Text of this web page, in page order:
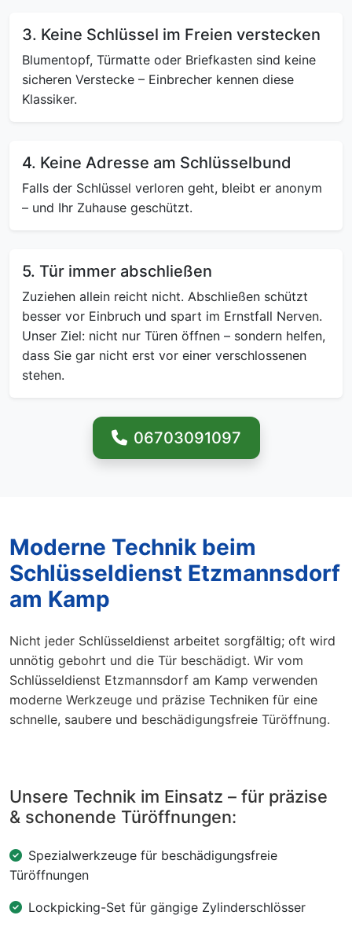
3. Keine Schlüssel im Freien verstecken
Blumentopf, Türmatte oder Briefkasten sind keine
sicheren Verstecke – Einbrecher kennen diese
Klassiker.
4. Keine Adresse am Schlüsselbund
Falls der Schlüssel verloren geht, bleibt er anonym
– und Ihr Zuhause geschützt.
5. Tür immer abschließen
Zuziehen allein reicht nicht. Abschließen schützt
besser vor Einbruch und spart im Ernstfall Nerven.
Unser Ziel: nicht nur Türen öffnen – sondern helfen,
dass Sie gar nicht erst vor einer verschlossenen
stehen.
06703091097
Moderne Technik beim
Schlüsseldienst Etzmannsdorf
am Kamp
Nicht jeder Schlüsseldienst arbeitet sorgfältig; oft wird
unnötig gebohrt und die Tür beschädigt. Wir vom
Schlüsseldienst Etzmannsdorf am Kamp verwenden
moderne Werkzeuge und präzise Techniken für eine
schnelle, saubere und beschädigungsfreie Türöffnung.
Unsere Technik im Einsatz – für präzise
& schonende Türöffnungen:
Spezialwerkzeuge für beschädigungsfreie
Türöffnungen
Lockpicking-Set für gängige Zylinderschlösser